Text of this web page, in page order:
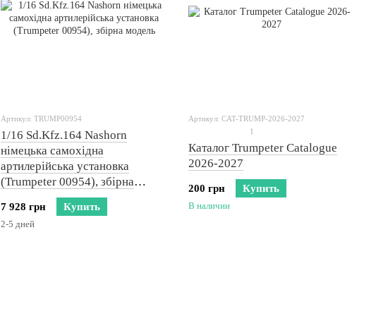
Артикул: TRUMP00954
1/16 Sd.Kfz.164 Nashorn
німецька самохідна
артилерійська установка
(Trumpeter 00954), збірна
7 928 грн Купить
2-5 дней
Артикул: CAT-TRUMP-2026-2027
1
Каталог Trumpeter Catalogue
2026-2027
200 грн Купить
В наличии